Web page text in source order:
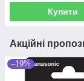
Купити
Акційні
–19%